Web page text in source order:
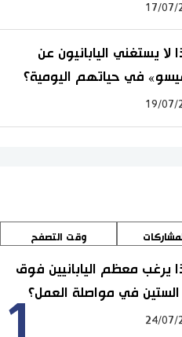
17/07/
لا يستغني اليابانيون عن
في حياتهم اليومية؟
19/07/
وقت التصفح
1
يرغب معظم اليابانيين فوق
في مواصلة العمل؟
24/07/